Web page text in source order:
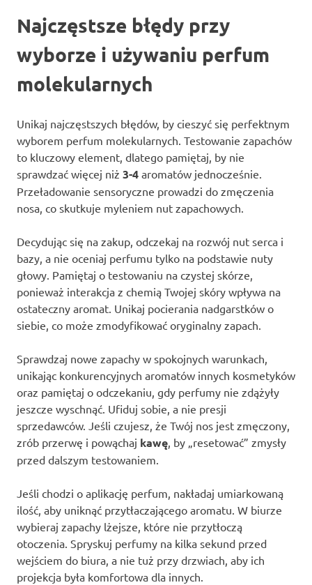
Najczęstsze błędy przy
wyborze i używaniu perfum
molekularnych
Unikaj najczęstszych błędów, by cieszyć się perfektnym
wyborem perfum molekularnych. Testowanie zapachów
to kluczowy element, dlatego pamiętaj, by nie
sprawdzać więcej niż 3-4 aromatów jednocześnie.
Przeładowanie sensoryczne prowadzi do zmęczenia
nosa, co skutkuje myleniem nut zapachowych.
Decydując się na zakup, odczekaj na rozwój nut serca i
bazy, a nie oceniaj perfumu tylko na podstawie nuty
głowy. Pamiętaj o testowaniu na czystej skórze,
ponieważ interakcja z chemią Twojej skóry wpływa na
ostateczny aromat. Unikaj pocierania nadgarstków o
siebie, co może zmodyfikować oryginalny zapach.
Sprawdzaj nowe zapachy w spokojnych warunkach,
unikając konkurencyjnych aromatów innych kosmetyków
oraz pamiętaj o odczekaniu, gdy perfumy nie zdążyły
jeszcze wyschnąć. Ufiduj sobie, a nie presji
sprzedawców. Jeśli czujesz, że Twój nos jest zmęczony,
zrób przerwę i powąchaj kawę, by „resetować” zmysły
przed dalszym testowaniem.
Jeśli chodzi o aplikację perfum, nakładaj umiarkowaną
ilość, aby uniknąć przytłaczającego aromatu. W biurze
wybieraj zapachy lżejsze, które nie przytłoczą
otoczenia. Spryskuj perfumy na kilka sekund przed
wejściem do biura, a nie tuż przy drzwiach, aby ich
projekcja była komfortowa dla innych.